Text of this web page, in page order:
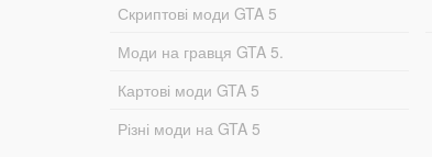
Скриптові моди GTA 5
Моди на гравця GTA 5.
Картові моди GTA 5
Різні моди на GTA 5